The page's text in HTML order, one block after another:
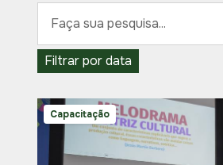
Filtrar por data
Capacitação